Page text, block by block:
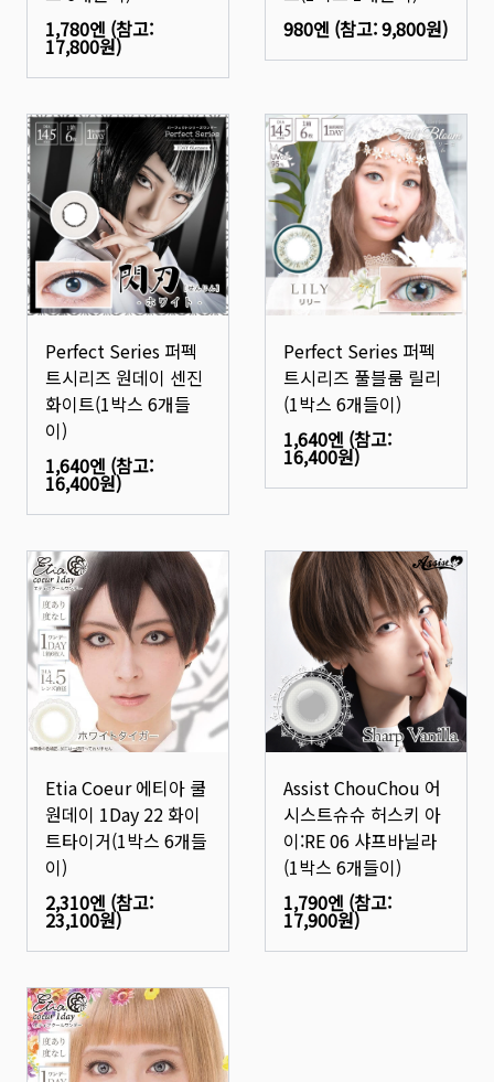
1,780엔 (참고:
17,800원)
980엔 (참고:9,800원)
Perfect Series 퍼펙
트시리즈 원데이 센진
화이트(1박스 6개들
이)
1,640엔 (참고:
16,400원)
Perfect Series 퍼펙
트시리즈 풀블룸 릴리
(1박스 6개들이)
1,640엔 (참고:
16,400원)
Etia Coeur 에티아 쿨
원데이 1Day 22 화이
트타이거(1박스 6개들
이)
2,310엔 (참고:
23,100원)
Assist ChouChou 어
시스트슈슈 허스키 아
이:RE 06 샤프바닐라
(1박스 6개들이)
1,790엔 (참고:
17,900원)